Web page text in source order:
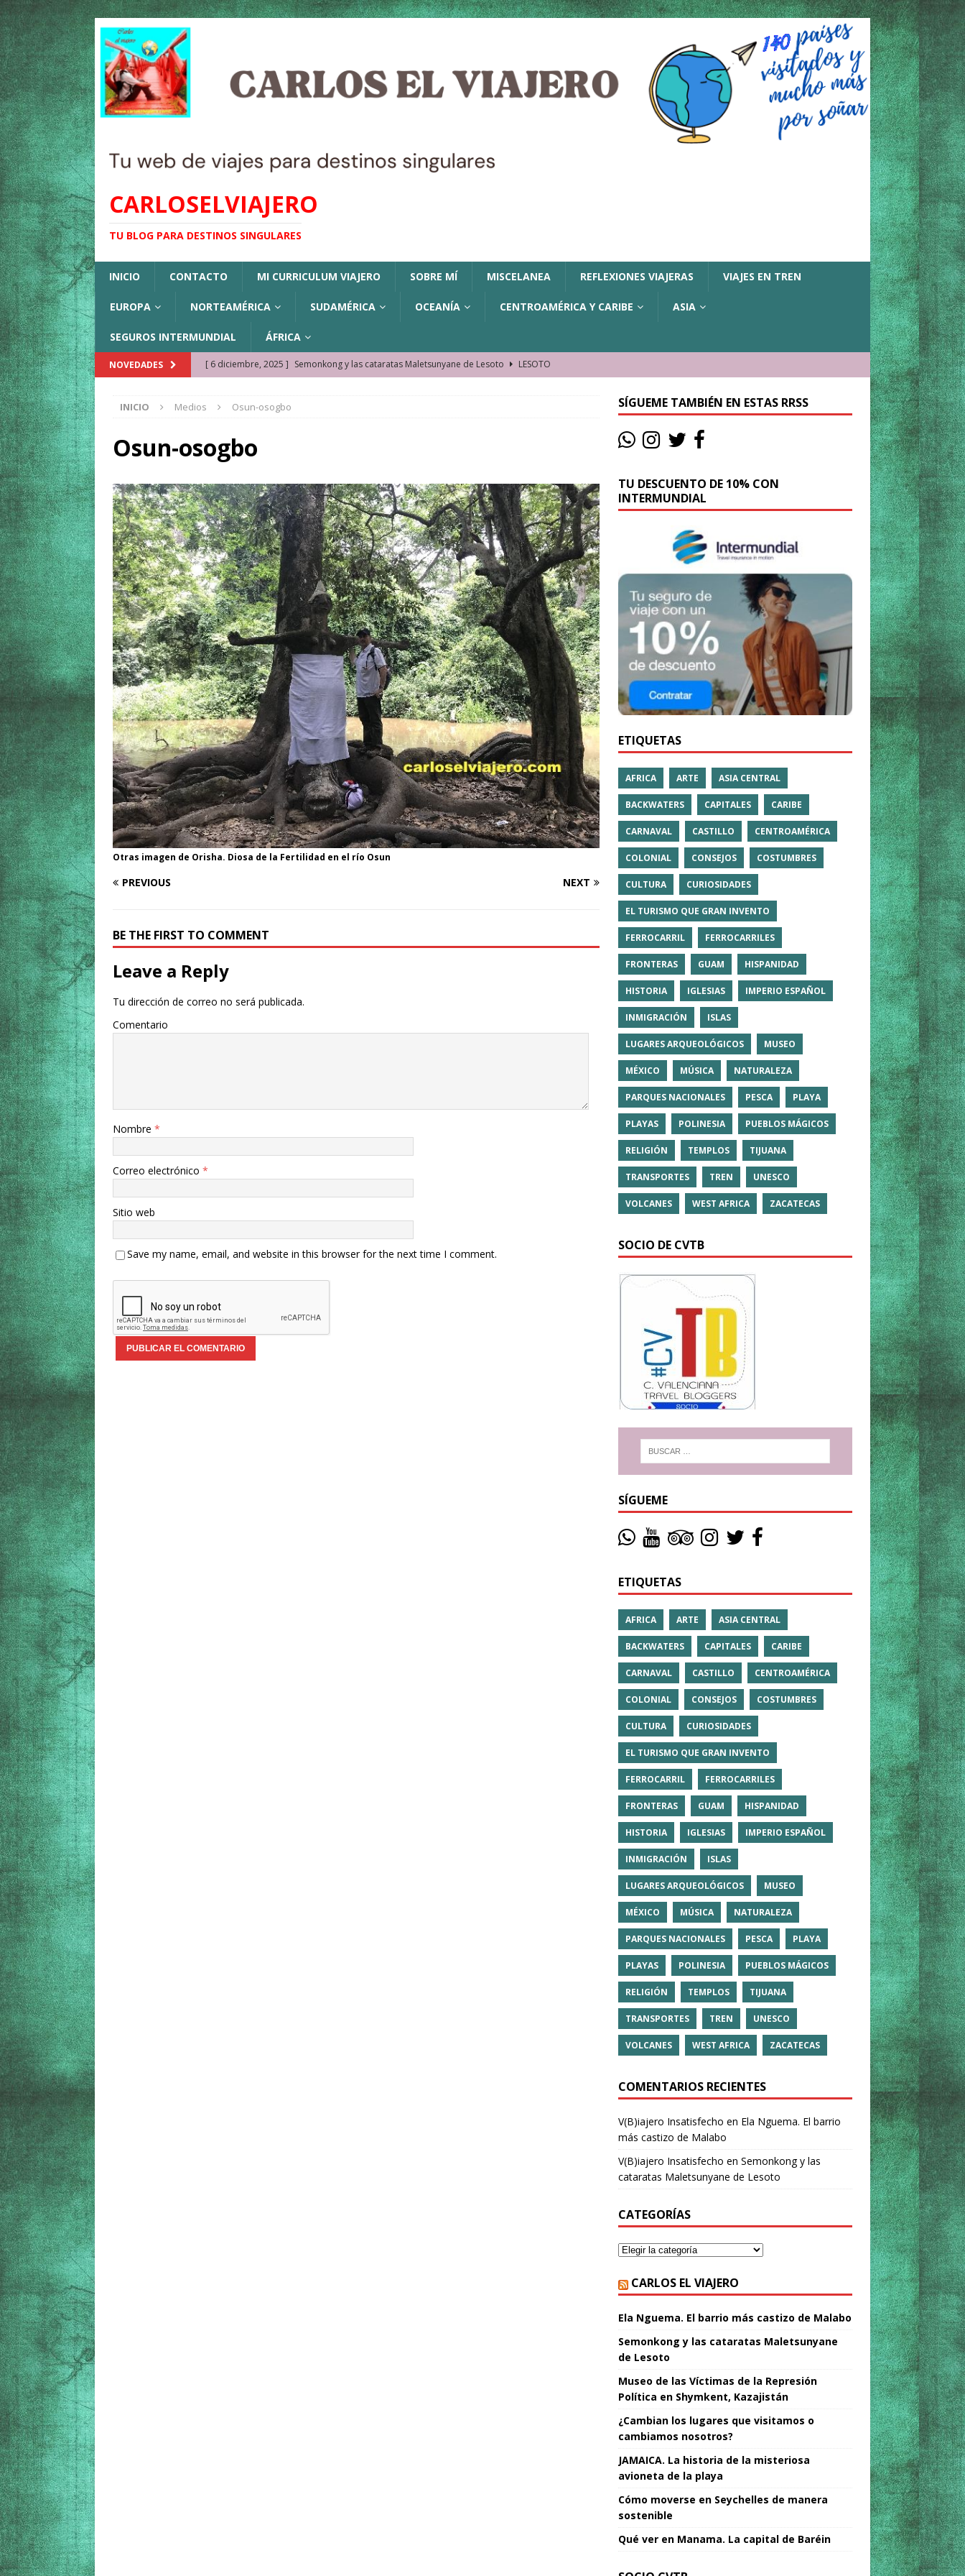
CARLOSELVIAJERO
TU BLOG PARA DESTINOS SINGULARES
INICIO CONTACTO MI CURRICULUM VIAJERO SOBRE MÍ MISCELANEA REFLEXIONES VIAJERAS VIAJES EN TREN
EUROPA NORTEAMÉRICA SUDAMÉRICA OCEANÍA CENTROAMÉRICA Y CARIBE ASIA
SEGUROS INTERMUNDIAL ÁFRICA
NOVEDADES [ 6 diciembre, 2025 ] Semonkong y las cataratas Maletsunyane de Lesoto
LESOTO
KAZAJISTÁN
[ 22 noviembre, 2025 ]
REFLEXIONES VIAJERAS
[ 9 octubre, 2025 ] JAMAICA. La historia de la misteriosa avioneta de la playa
JAMAICA
[ 27 septiembre, 2025 ] Cómo moverse en Seychelles de manera sostenible
SEYCHELLES
[ 3 agosto, 2025 ] Qué ver en Manama. La capital de Baréin
BARÉIN
[ 15 marzo, 2026 ]
Ela Nguema. El barrio más castizo de Malabo GUINEA ECUATORIAL
INICIO Medios Osun-osogbo
Osun-osogbo
Otras imagen de Orisha. Diosa de la Fertilidad en el río Osun
PREVIOUS NEXT
BE THE FIRST TO COMMENT
Leave a Reply
Tu dirección de correo no será publicada.
Comentario
Nombre *
Correo electrónico *
Sitio web
Save my name, email, and website in this browser for the next time I comment.
SÍGUEME TAMBIÉN EN ESTAS RRSS
TU DESCUENTO DE 10% CON
INTERMUNDIAL
ETIQUETAS
AFRICA ARTE ASIA CENTRAL
BACKWATERS CAPITALES CARIBE
CARNAVAL CASTILLO CENTROAMÉRICA
COLONIAL CONSEJOS COSTUMBRES
CULTURA CURIOSIDADES
EL TURISMO QUE GRAN INVENTO
FERROCARRIL FERROCARRILES
FRONTERAS GUAM HISPANIDAD
HISTORIA IGLESIAS IMPERIO ESPAÑOL
INMIGRACIÓN ISLAS
LUGARES ARQUEOLÓGICOS MUSEO
MÉXICO MÚSICA NATURALEZA
PARQUES NACIONALES PESCA PLAYA
PLAYAS POLINESIA PUEBLOS MÁGICOS
RELIGIÓN TEMPLOS TIJUANA
TRANSPORTES TREN UNESCO
VOLCANES WEST AFRICA ZACATECAS
SOCIO DE CVTB
SÍGUEME
ETIQUETAS
AFRICA ARTE ASIA CENTRAL
BACKWATERS CAPITALES CARIBE
CARNAVAL CASTILLO CENTROAMÉRICA
COLONIAL CONSEJOS COSTUMBRES
CULTURA CURIOSIDADES
EL TURISMO QUE GRAN INVENTO
FERROCARRIL FERROCARRILES
FRONTERAS GUAM HISPANIDAD
HISTORIA IGLESIAS IMPERIO ESPAÑOL
INMIGRACIÓN ISLAS
LUGARES ARQUEOLÓGICOS MUSEO
MÉXICO MÚSICA NATURALEZA
PARQUES NACIONALES PESCA PLAYA
PLAYAS POLINESIA PUEBLOS MÁGICOS
RELIGIÓN TEMPLOS TIJUANA
TRANSPORTES TREN UNESCO
VOLCANES WEST AFRICA ZACATECAS
COMENTARIOS RECIENTES
V(B)iajero Insatisfecho en Ela Nguema. El barrio
más castizo de Malabo
V(B)iajero Insatisfecho en Semonkong y las
cataratas Maletsunyane de Lesoto
CATEGORÍAS
CARLOS EL VIAJERO
Ela Nguema. El barrio más castizo de Malabo
Semonkong y las cataratas Maletsunyane
de Lesoto
Museo de las Víctimas de la Represión
Política en Shymkent, Kazajistán
¿Cambian los lugares que visitamos o
cambiamos nosotros?
JAMAICA. La historia de la misteriosa
avioneta de la playa
Cómo moverse en Seychelles de manera
sostenible
Qué ver en Manama. La capital de Baréin